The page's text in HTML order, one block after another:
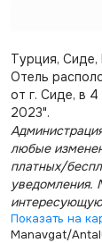
Турция, Сиде,
Отель
от г. Сиде, в
2023".
любые
платных/
уведомления.
Показать на
Manavgat/